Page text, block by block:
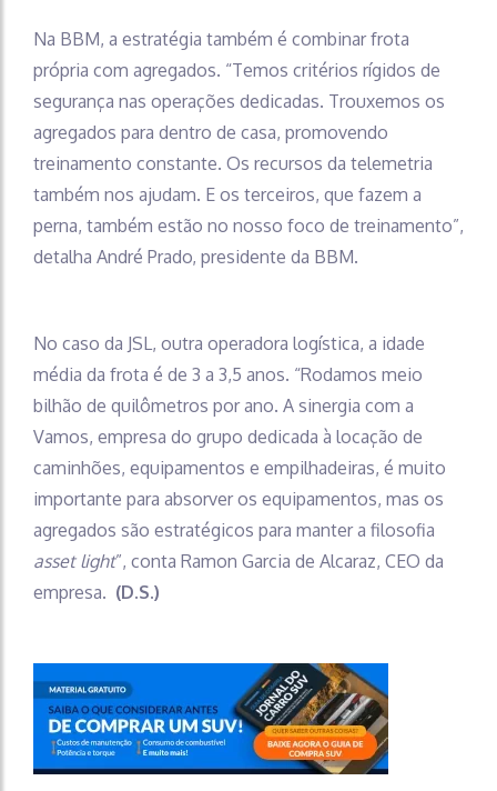
Na BBM, a estratégia também é combinar frota
própria com agregados. “Temos critérios rígidos de
segurança nas operações dedicadas. Trouxemos os
agregados para dentro de casa, promovendo
treinamento constante. Os recursos da telemetria
também nos ajudam. E os terceiros, que fazem a
perna, também estão no nosso foco de treinamento”,
detalha André Prado, presidente da BBM.
No caso da JSL, outra operadora logística, a idade
média da frota é de 3 a 3,5 anos. “Rodamos meio
bilhão de quilômetros por ano. A sinergia com a
Vamos, empresa do grupo dedicada à locação de
caminhões, equipamentos e empilhadeiras, é muito
importante para absorver os equipamentos, mas os
agregados são estratégicos para manter a filosofia
asset light”, conta Ramon Garcia de Alcaraz, CEO da
empresa. (D.S.)